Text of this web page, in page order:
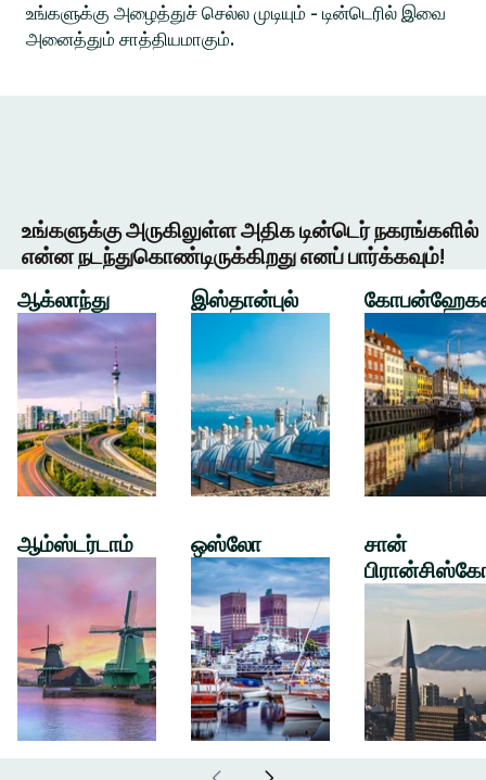
உங்களுக்கு அழைத்துச் செல்ல முடியும் - டின்டெரில் இவை
அனைத்தும் சாத்தியமாகும்.
உங்களுக்கு அருகிலுள்ள அதிக டின்டெர் நகரங்களில்
என்ன நடந்துகொண்டிருக்கிறது எனப் பார்க்கவும்!
ஆக்லாந்து
ஆம்ஸ்டர்டாம்
இஸ்தான்புல்
ஒஸ்லோ
சான்